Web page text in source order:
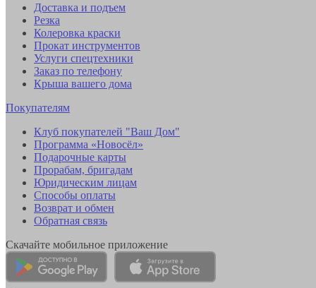
Доставка и подъем
Резка
Колеровка краски
Прокат инструментов
Услуги спецтехники
Заказ по телефону
Крыша вашего дома
Покупателям
Клуб покупателей "Ваш Дом"
Программа «Новосёл»
Подарочные карты
Прорабам, бригадам
Юридическим лицам
Способы оплаты
Возврат и обмен
Обратная связь
Скачайте мобильное приложение